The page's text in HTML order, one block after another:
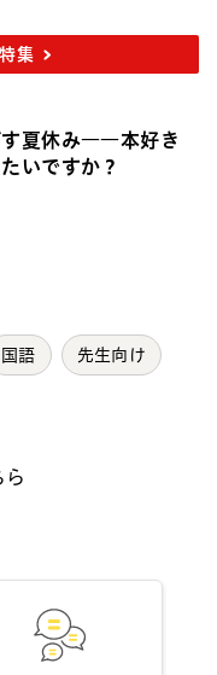
集
す夏休み――本好き
いですか？
国語 先生向け
ら